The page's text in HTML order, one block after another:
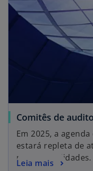
Comitês de
Em 2025, a
estará repleta de
responsabilidades.
Leia mais